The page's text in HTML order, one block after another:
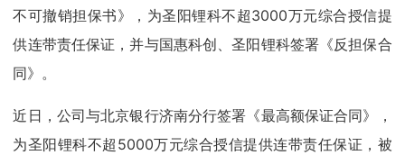
不可撤销担保书》，为圣阳锂科不超3000万元综合授信提
供连带责任保证，并与国惠科创、圣阳锂科签署《反担保合
同》。
近日，公司与北京银行济南分行签署《最高额保证合同》，
为圣阳锂科不超5000万元综合授信提供连带责任保证，被